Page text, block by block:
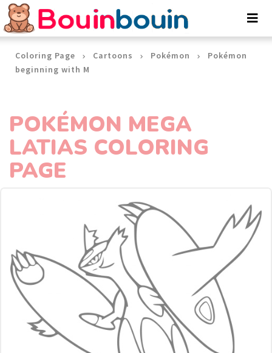
Coloring Page Cartoons Pokémon
Pokémon
beginning with M
POKÉMON MEGA
LATIAS COLORING
PAGE
Cookies management panel